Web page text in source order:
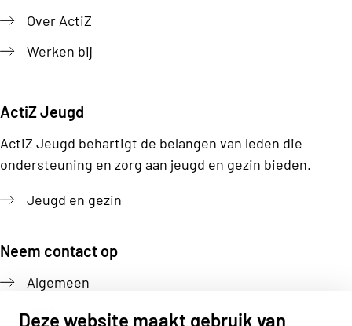
Deze website maakt gebruik van
Over ActiZ
Werken bij
ActiZ Jeugd
ActiZ Jeugd behartigt de belangen van leden die
ondersteuning en zorg aan jeugd en gezin bieden.
Jeugd en gezin
Neem contact op
Algemeen
Pers